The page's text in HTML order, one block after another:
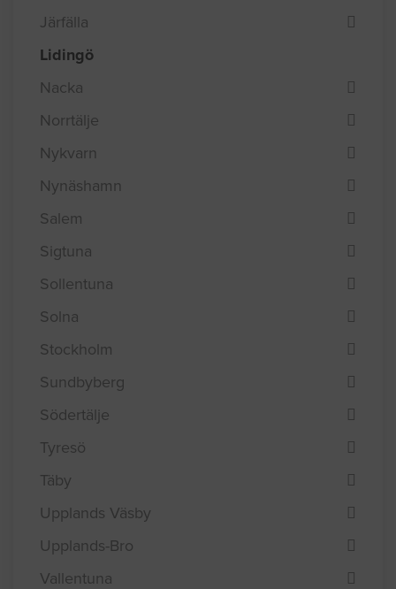
Järfälla
Lidingö
Nacka
Norrtälje
Nykvarn
Nynäshamn
Salem
Sigtuna
Sollentuna
Solna
Stockholm
Sundbyberg
Södertälje
Tyresö
Täby
Upplands Väsby
Upplands-Bro
Vallentuna